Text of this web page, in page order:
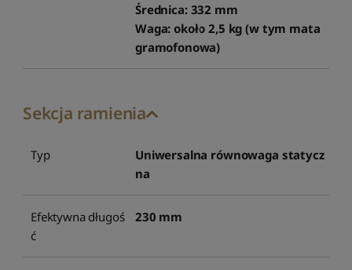
Średnica: 332 mm
Waga: około 2,5 kg (w tym mata
gramofonowa)
Sekcja ramienia
Typ
Uniwersalna równowaga statycz
na
Efektywna długoś
ć
230 mm